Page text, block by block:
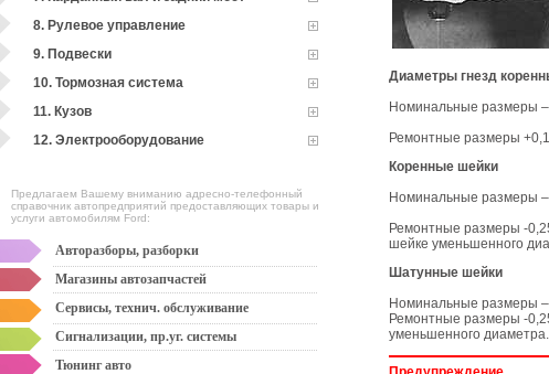
8. Рулевое управление
9. Подвески
10. Тормозная система
11. Кузов
12. Электрооборудование
Предлагаем Вашему вниманию адресно-телефонный
справочник автопредприятий предоставляющих товары и
услуги автомобилям Ford:
Авторазборы, разборки
Магазины автозапчастей
Сервисы, технич. обслуживание
Сигнализации, пр.уг. системы
Тюнинг авто
Диаметры гнезд
Номинальные размеры
Ремонтные размеры
Коренные шейки
Номинальные размеры
Ремонтные размеры -
шейке уменьшенного
Шатунные шейки
Номинальные размеры
Ремонтные размеры -
уменьшенного диаметра.